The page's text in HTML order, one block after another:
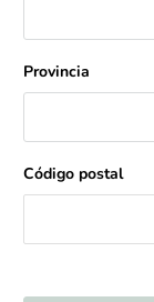
Provincia
Código postal